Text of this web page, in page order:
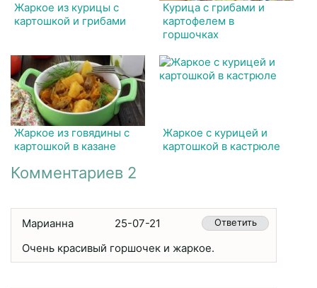
Жаркое из курицы с
картошкой и грибами
Курица с грибами и
картофелем в
горшочках
Жаркое из говядины с
картошкой в казане
Жаркое с курицей и
картошкой в кастрюле
Комментариев 2
Марианна 25-07-21 Ответить
Очень красивый горшочек и жаркое.